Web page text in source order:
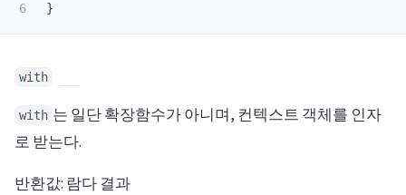
}
with
with 는 일단 확장함수가 아니며, 컨텍스트 객체를 인자
로 받는다.
반환값: 람다 결과